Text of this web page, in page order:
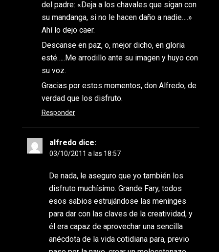
del padre: «Deja a los chavales que sigan con
su mandanga, si no le hacen daño a nadie….»
Ahí lo dejo caer.
Descanse en paz, o, mejor dicho, en gloria
esté…..Me arrodillo ante su imagen y huyo con
su voz.
Gracias por estos momentos, don Alfredo, de
verdad que los disfruto.
Responder
alfredo dice:
03/10/2011 a las 18:57
De nada, le aseguro que yo también los
disfruto muchísimo. Grande Fary, todos
esos sabios estrujándose las meninges
para dar con las claves de la creatividad, y
él era capaz de aprovechar una sencilla
anécdota de la vida cotidiana para, previo